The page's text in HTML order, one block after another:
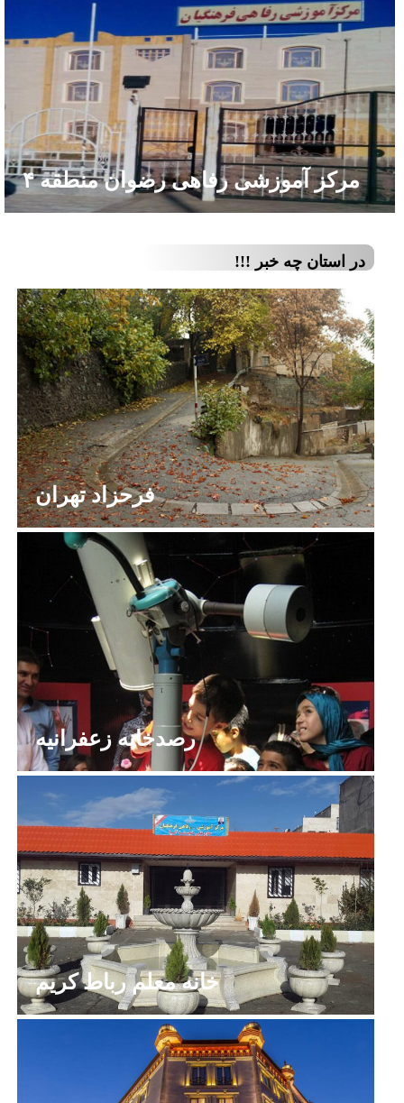
مرکز آموزشی رفاهی رضوان منطقه ۴
در استان چه خبر !!!
فرحزاد تهران
رصدخانه زعفرانیه
خانه معلم رباط کریم